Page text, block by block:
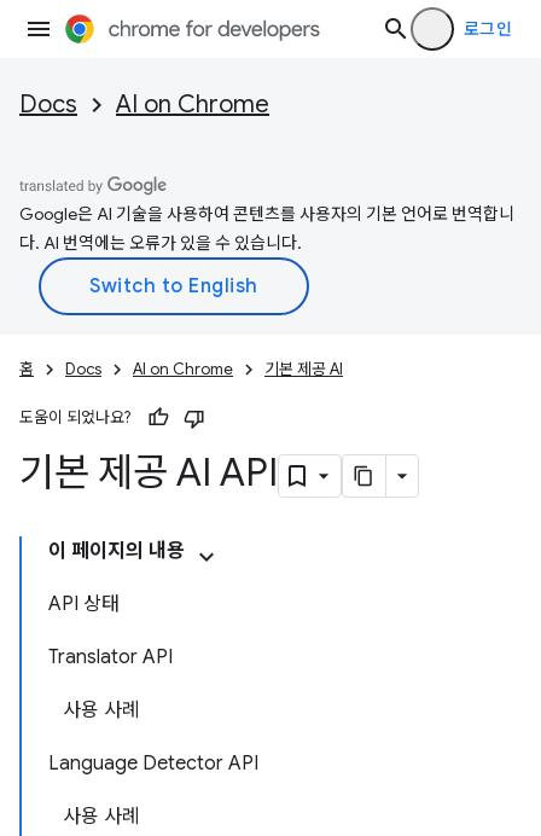
로그인
Docs AI on Chrome
Google은 AI 기술을 사용하여 콘텐츠를 사용자의 기본 언어로 번역합니
다. AI 번역에는 오류가 있을 수 있습니다.
홈 Docs AI on Chrome 기본 제공 AI
도움이 되었나요?
기본 제공 AI API
이 페이지의 내용
API 상태
Translator API
사용 사례
Language Detector API
사용 사례